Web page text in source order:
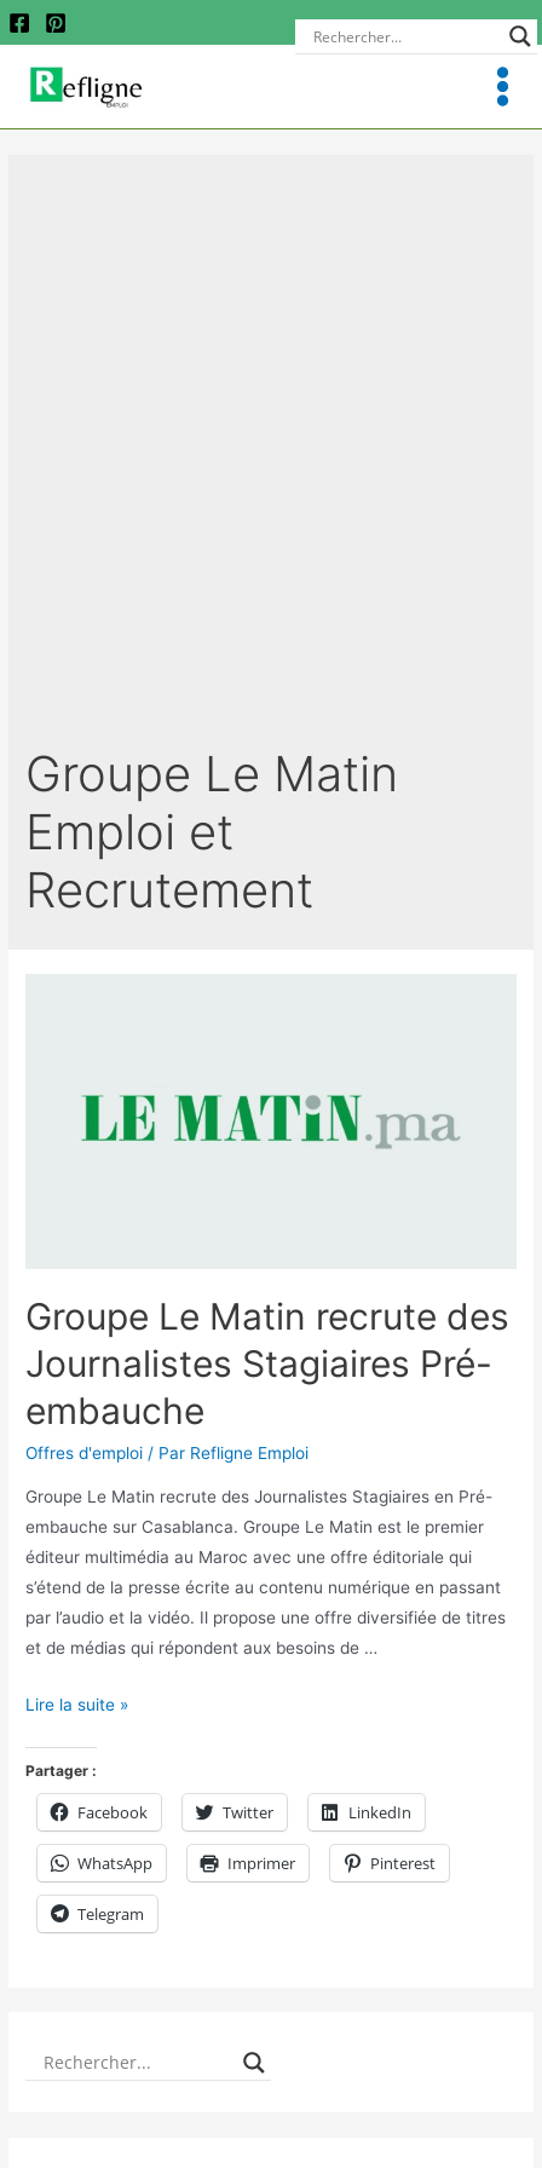
Groupe Le Matin
Emploi et
Recrutement
Groupe Le Matin recrute des
Journalistes Stagiaires Pré-
embauche
Offres d'emploi / Par Refligne Emploi
Groupe Le Matin recrute des Journalistes Stagiaires en Pré-
embauche sur Casablanca. Groupe Le Matin est le premier
éditeur multimédia au Maroc avec une offre éditoriale qui
s’étend de la presse écrite au contenu numérique en passant
par l’audio et la vidéo. Il propose une offre diversifiée de titres
et de médias qui répondent aux besoins de …
Lire la suite »
Partager :
Facebook Twitter LinkedIn
WhatsApp Imprimer Pinterest
Telegram